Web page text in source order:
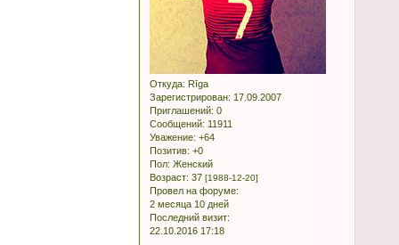
Откуда: Rīga
Зарегистрирован: 17.09.2007
Приглашений: 0
Сообщений: 11911
Уважение: +64
Позитив: +0
Пол: Женский
Возраст: 37 [1988-12-20]
Провел на форуме:
2 месяца 10 дней
Последний визит:
22.10.2016 17:18